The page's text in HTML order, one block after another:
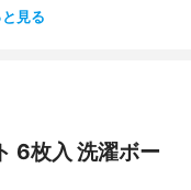
見る
6枚入 洗濯ボー